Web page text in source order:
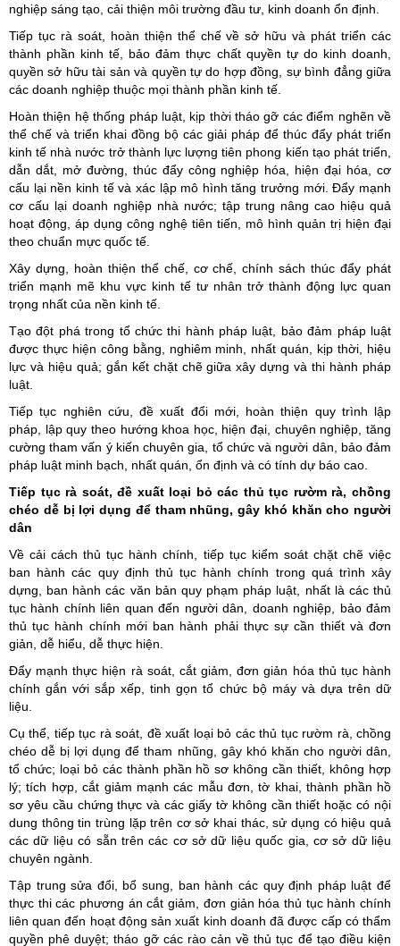
nghiệp sáng tạo, cải thiện môi trường đầu tư, kinh doanh ổn định.
Tiếp tục rà soát, hoàn thiện thể chế về sở hữu và phát triển các
thành phần kinh tế, bảo đảm thực chất quyền tự do kinh doanh,
quyền sở hữu tài sản và quyền tự do hợp đồng, sự bình đẳng giữa
các doanh nghiệp thuộc mọi thành phần kinh tế.
Hoàn thiện hệ thống pháp luật, kịp thời tháo gỡ các điểm nghẽn về
thể chế và triển khai đồng bộ các giải pháp để thúc đẩy phát triển
kinh tế nhà nước trở thành lực lượng tiên phong kiến tạo phát triển,
dẫn dắt, mở đường, thúc đẩy công nghiệp hóa, hiện đại hóa, cơ
cấu lại nền kinh tế và xác lập mô hình tăng trưởng mới. Đẩy mạnh
cơ cấu lại doanh nghiệp nhà nước; tập trung nâng cao hiệu quả
hoạt động, áp dụng công nghệ tiên tiến, mô hình quản trị hiện đại
theo chuẩn mực quốc tế.
Xây dựng, hoàn thiện thể chế, cơ chế, chính sách thúc đẩy phát
triển mạnh mẽ khu vực kinh tế tư nhân trở thành động lực quan
trọng nhất của nền kinh tế.
Tạo đột phá trong tổ chức thi hành pháp luật, bảo đảm pháp luật
được thực hiện công bằng, nghiêm minh, nhất quán, kịp thời, hiệu
lực và hiệu quả; gắn kết chặt chẽ giữa xây dựng và thi hành pháp
luật.
Tiếp tục nghiên cứu, đề xuất đổi mới, hoàn thiện quy trình lập
pháp, lập quy theo hướng khoa học, hiện đại, chuyên nghiệp, tăng
cường tham vấn ý kiến chuyên gia, tổ chức và người dân, bảo đảm
pháp luật minh bạch, nhất quán, ổn định và có tính dự báo cao.
Tiếp tục rà soát, đề xuất loại bỏ các thủ tục rườm rà, chồng
chéo dễ bị lợi dụng để tham nhũng, gây khó khăn cho người
dân
Về cải cách thủ tục hành chính, tiếp tục kiểm soát chặt chẽ việc
ban hành các quy định thủ tục hành chính trong quá trình xây
dựng, ban hành các văn bản quy phạm pháp luật, nhất là các thủ
tục hành chính liên quan đến người dân, doanh nghiệp, bảo đảm
thủ tục hành chính mới ban hành phải thực sự cần thiết và đơn
giản, dễ hiểu, dễ thực hiện.
Đẩy mạnh thực hiện rà soát, cắt giảm, đơn giản hóa thủ tục hành
chính gắn với sắp xếp, tinh gọn tổ chức bộ máy và dựa trên dữ
liệu.
Cụ thể, tiếp tục rà soát, đề xuất loại bỏ các thủ tục rườm rà, chồng
chéo dễ bị lợi dụng để tham nhũng, gây khó khăn cho người dân,
tổ chức; loại bỏ các thành phần hồ sơ không cần thiết, không hợp
lý; tích hợp, cắt giảm mạnh các mẫu đơn, tờ khai, thành phần hồ
sơ yêu cầu chứng thực và các giấy tờ không cần thiết hoặc có nội
dung thông tin trùng lặp trên cơ sở khai thác, sử dụng có hiệu quả
các dữ liệu có sẵn trên các cơ sở dữ liệu quốc gia, cơ sở dữ liệu
chuyên ngành.
Tập trung sửa đổi, bổ sung, ban hành các quy định pháp luật để
thực thi các phương án cắt giảm, đơn giản hóa thủ tục hành chính
liên quan đến hoạt động sản xuất kinh doanh đã được cấp có thẩm
quyền phê duyệt; tháo gỡ các rào cản về thủ tục để tạo điều kiện